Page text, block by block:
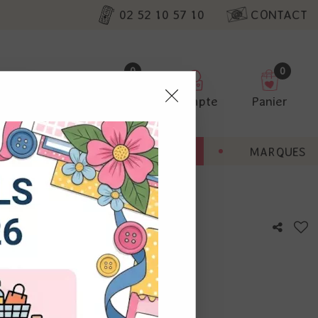
02 52 10 57 10 CONTACT
0
Compte
0
Panier
BONNES AFFAIRES MARQUES
- Florence
avis !
nos
non
Vous
à droite